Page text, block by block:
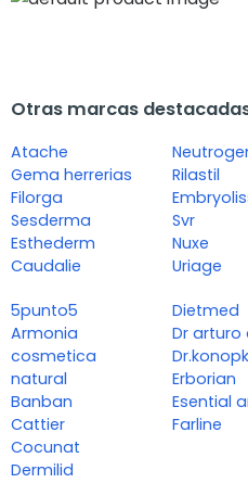
Otras marcas
Atache
Gema herrerias
Filorga
Sesderma
Esthederm
Caudalie
Rilastil
Svr
Nuxe
Uriage
5punto5
Armonia
cosmetica
natural
Banban
Cattier
Cocunat
Dermilid
Dietmed
Dr arturo
Erborian
Esential
Farline